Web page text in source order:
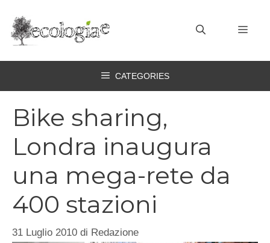
contenuto
CATEGORIES
Bike sharing,
Londra inaugura
una mega-rete da
400 stazioni
31 Luglio 2010 di Redazione